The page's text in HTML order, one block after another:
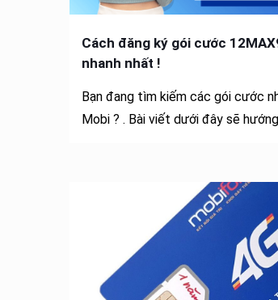
Cách đăng ký gói cước
nhanh nhất !
Bạn đang tìm kiếm các gói cước
Mobi ? . Bài viết dưới đây sẽ